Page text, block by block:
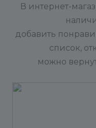
В интернет-
добавить
список,
можно